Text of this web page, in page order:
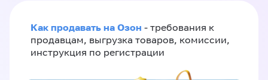
Как продавать на Озон - требования к
продавцам, выгрузка товаров, комиссии,
инструкция по регистрации